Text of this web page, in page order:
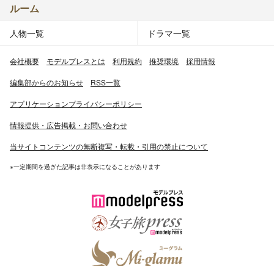
ルーム
人物一覧 ドラマ一覧
会社概要 モデルプレスとは 利用規約 推奨環境 採用情報
編集部からのお知らせ RSS一覧
アプリケーションプライバシーポリシー
情報提供・広告掲載・お問い合わせ
当サイトコンテンツの無断複写・転載・引用の禁止について
※一定期間を過ぎた記事は非表示になることがあります